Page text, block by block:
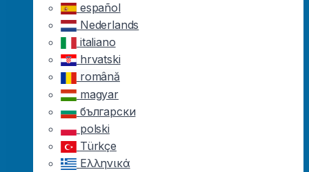
español
Nederlands
italiano
hrvatski
română
magyar
български
polski
Türkçe
Ελληνικά